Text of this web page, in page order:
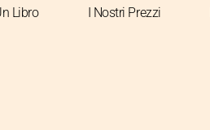
Libro I Nostri Prezzi